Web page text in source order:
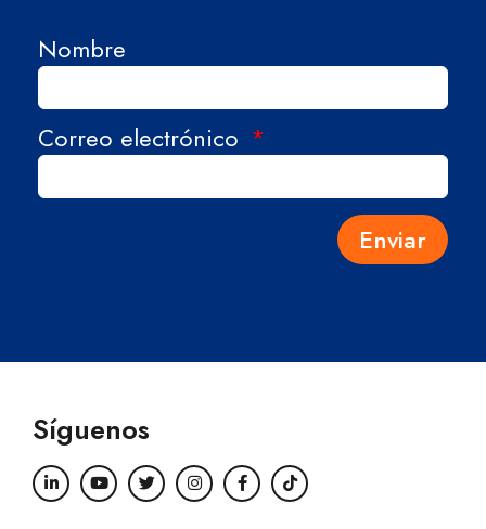
Nombre
Correo electrónico
Enviar
Síguenos